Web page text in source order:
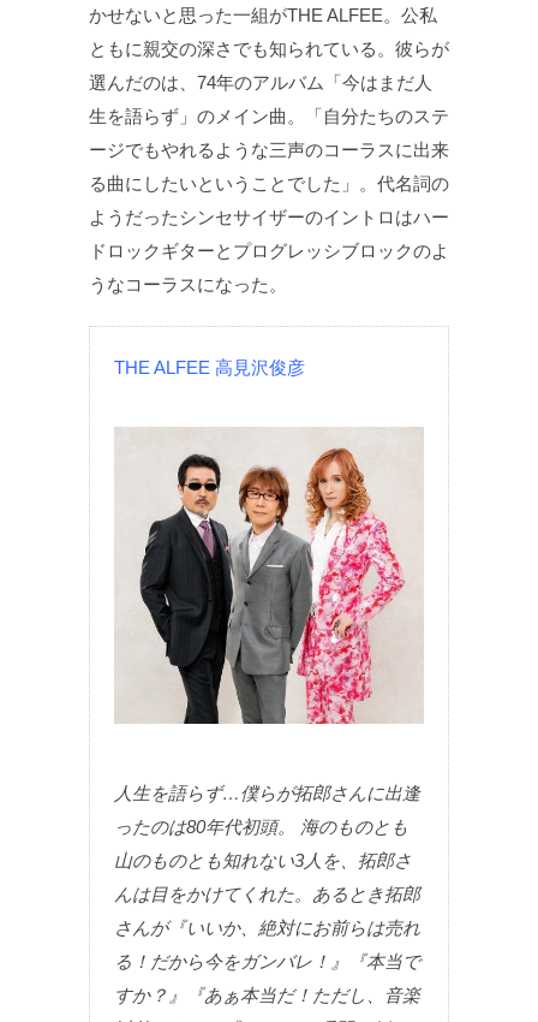
かせないと思った一組がTHE ALFEE。公私
ともに親交の深さでも知られている。彼らが
選んだのは、74年のアルバム「今はまだ人
生を語らず」のメイン曲。「自分たちのステ
ージでもやれるような三声のコーラスに出来
る曲にしたいということでした」。代名詞の
ようだったシンセサイザーのイントロはハー
ドロックギターとプログレッシブロックのよ
うなコーラスになった。
THE ALFEE 高見沢俊彦
人生を語らず…僕らが拓郎さんに出逢
ったのは80年代初頭。 海のものとも
山のものとも知れない3人を、拓郎さ
んは目をかけてくれた。あるとき拓郎
さんが『いいか、絶対にお前らは売れ
る！だから今をガンバレ！』『本当で
すか？』『あぁ本当だ！ただし、音楽